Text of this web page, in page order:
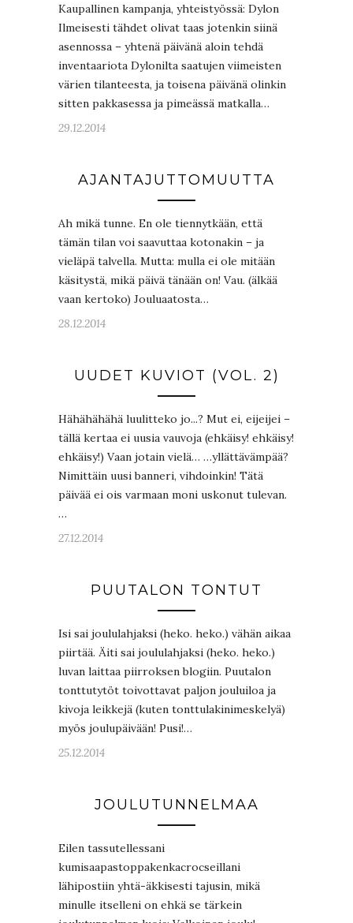
Kaupallinen kampanja, yhteistyössä: Dylon
Ilmeisesti tähdet olivat taas jotenkin siinä
asennossa – yhtenä päivänä aloin tehdä
inventaariota Dylonilta saatujen viimeisten
värien tilanteesta, ja toisena päivänä olinkin
sitten pakkasessa ja pimeässä matkalla…
29.12.2014
AJANTAJUTTOMUUTTA
Ah mikä tunne. En ole tiennytkään, että
tämän tilan voi saavuttaa kotonakin – ja
vieläpä talvella. Mutta: mulla ei ole mitään
käsitystä, mikä päivä tänään on! Vau. (älkää
vaan kertoko) Jouluaatosta…
28.12.2014
UUDET KUVIOT (VOL. 2)
Hähähähähä luulitteko jo...? Mut ei, eijeijei –
tällä kertaa ei uusia vauvoja (ehkäisy! ehkäisy!
ehkäisy!) Vaan jotain vielä… …yllättävämpää?
Nimittäin uusi banneri, vihdoinkin! Tätä
päivää ei ois varmaan moni uskonut tulevan.
…
27.12.2014
PUUTALON TONTUT
Isi sai joululahjaksi (heko. heko.) vähän aikaa
piirtää. Äiti sai joululahjaksi (heko. heko.)
luvan laittaa piirroksen blogiin. Puutalon
tonttutytöt toivottavat paljon jouluiloa ja
kivoja leikkejä (kuten tonttulakinimeskelyä)
myös joulupäivään! Pusi!…
25.12.2014
JOULUTUNNELMAA
Eilen tassutellessani
kumisaapastoppakenkacrocseillani
lähipostiin yhtä-äkkisesti tajusin, mikä
minulle itselleni on ehkä se tärkein